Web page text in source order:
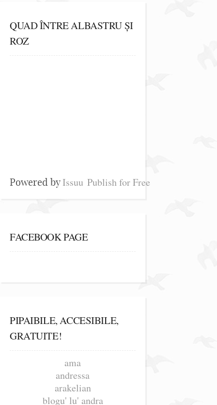
QUAD ÎNTRE ALBASTRU ȘI
ROZ
Powered byIssuu Publish for Free
FACEBOOK PAGE
PIPAIBILE, ACCESIBILE,
GRATUITE!
ama
andressa
arakelian
blogu' lu' andra